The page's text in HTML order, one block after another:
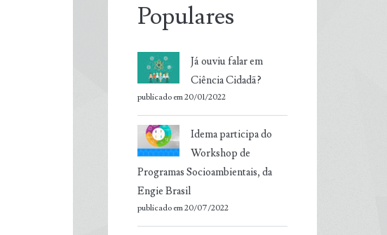
Populares
Já ouviu falar em
Ciência Cidadã?
publicado em 20/01/2022
Idema participa do
Workshop de
Programas Socioambientais, da
Engie Brasil
publicado em 20/07/2022